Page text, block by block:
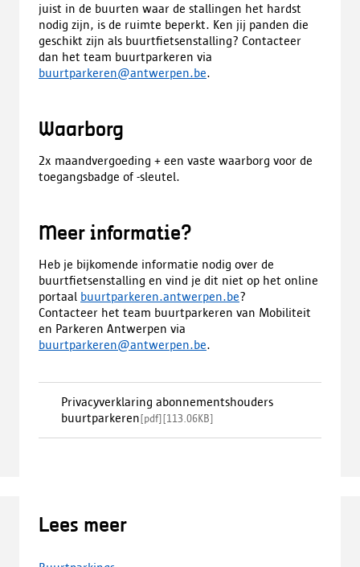
juist in de buurten waar de stallingen het hardst
nodig zijn, is de ruimte beperkt. Ken jij panden die
geschikt zijn als buurtfietsenstalling? Contacteer
dan het team buurtparkeren via
buurtparkeren@antwerpen.be.
Waarborg
2x maandvergoeding + een vaste waarborg voor de
toegangsbadge of -sleutel.
Meer informatie?
Heb je bijkomende informatie nodig over de
buurtfietsenstalling en vind je dit niet op het online
portaal buurtparkeren.antwerpen.be?
Contacteer het team buurtparkeren van Mobiliteit
en Parkeren Antwerpen via
buurtparkeren@antwerpen.be.
Privacyverklaring abonnementshouders
buurtparkeren[pdf][113.06KB]
Lees meer